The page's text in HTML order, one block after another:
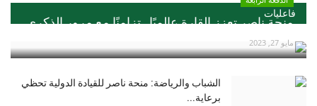
فاعليات
منحة ناصر تعزز القارة عالميًا ..تزامنًا مع مرور الذكري...
مايو 27, 2023
الشباب والرياضة: منحة ناصر للقيادة الدولية تحظي
برعاية...